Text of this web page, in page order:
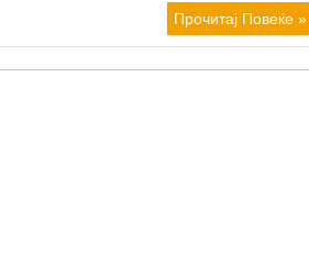
Прочитај Повеќе »